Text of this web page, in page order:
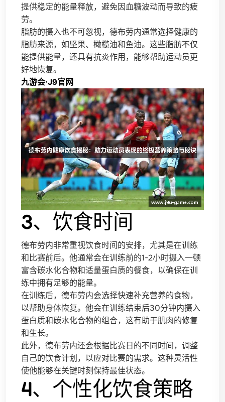
提供稳定的能量释放，避免因血糖波动而导致的疲
劳。
脂肪的摄入也不可忽视，德布劳内通常选择健康的
脂肪来源，如坚果、橄榄油和鱼油。这些脂肪不仅
能提供能量，还具有抗炎作用，能够帮助运动员更
好地恢复。
九游会·J9官网
3、饮食时间
德布劳内非常重视饮食时间的安排，尤其是在训练
和比赛前后。他通常会在训练前的1-2小时摄入一顿
富含碳水化合物和适量蛋白质的餐食，以确保在训
练中拥有足够的能量。
在训练后，德布劳内会选择快速补充营养的食物，
以帮助身体恢复。他会在训练结束后30分钟内摄入
蛋白质和碳水化合物的组合，这有助于肌肉的修复
和生长。
此外，德布劳内还会根据比赛日的不同时间，调整
自己的饮食计划，以应对比赛的需求。这种灵活性
使他能够在关键时刻保持最佳状态。
4、个性化饮食策略